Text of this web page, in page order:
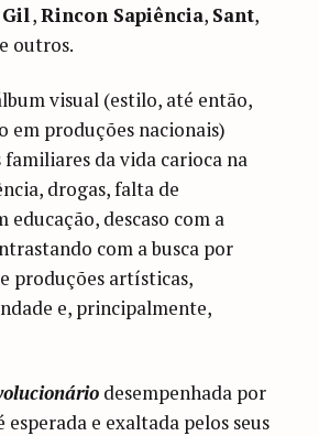
,Rincon Sapiência, Sant,
outros.
visual (estilo, até então,
em produções nacionais)
da vida carioca na
drogas, falta de
descaso com a
com a busca por
produções artísticas,
e, principalmente,
desempenhada por
esperada e exaltada pelos seus